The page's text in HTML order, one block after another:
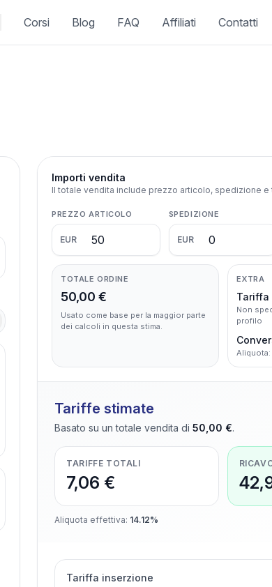
Corsi Blog FAQ Affiliati Contatti
Importi vendita
Il totale vendita include prezzo articolo, spedizione e
PREZZO ARTICOLO
EUR
SPEDIZIONE
EUR
TOTALE ORDINE
50,00 €
Usato come base per la maggior parte
dei calcoli in questa stima.
EXTRA
Tariffa
Non
profilo
Tariffe stimate
Basato su un totale vendita di 50,00 €.
TARIFFE TOTALI
7,06 €
Aliquota effettiva: 14.12%
Tariffa inserzione